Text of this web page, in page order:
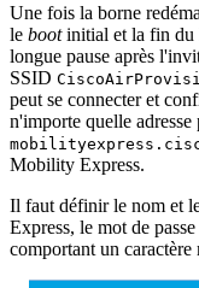
Une fois la borne
le bootinitial et la fin du
longue pause après
SSID
peut se connecter et
n'importe quelle
Mobility Express.
Il faut définir le nom et
Express, le mot de
comportant un